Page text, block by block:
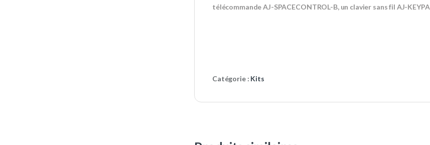
télécommande AJ-SPACECONTROL-B, un clavier sans fil AJ-
Catégorie : Kits